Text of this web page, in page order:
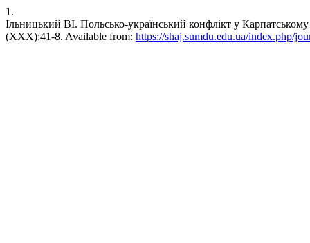
1.
Ільницький ВІ. Польсько-український конфлікт у
(XXX):41-8. Available from: https://shaj.sumdu.edu.ua/index.php/